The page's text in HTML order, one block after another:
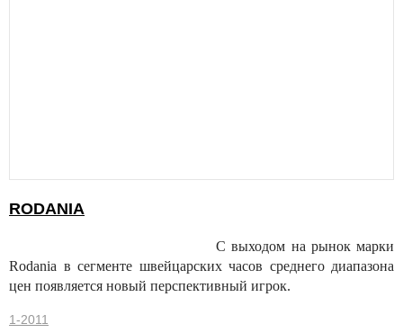
RODANIA
С выходом на рынок марки
Rodania в сегменте швейцарских часов среднего диапазона
цен появляется новый перспективный игрок.
1-2011